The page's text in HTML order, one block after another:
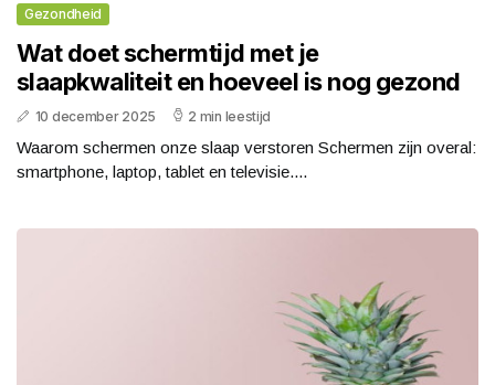
Gezondheid
Wat doet schermtijd met je
slaapkwaliteit en hoeveel is nog gezond
10 december 2025 2 min leestijd
Waarom schermen onze slaap verstoren Schermen zijn overal:
smartphone, laptop, tablet en televisie....